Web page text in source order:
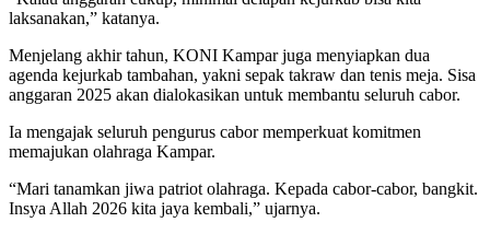
laksanakan,” katanya.
Menjelang akhir tahun, KONI Kampar juga menyiapkan dua
agenda kejurkab tambahan, yakni sepak takraw dan tenis meja. Sisa
anggaran 2025 akan dialokasikan untuk membantu seluruh cabor.
Ia mengajak seluruh pengurus cabor memperkuat komitmen
memajukan olahraga Kampar.
“Mari tanamkan jiwa patriot olahraga. Kepada cabor-cabor, bangkit.
Insya Allah 2026 kita jaya kembali,” ujarnya.